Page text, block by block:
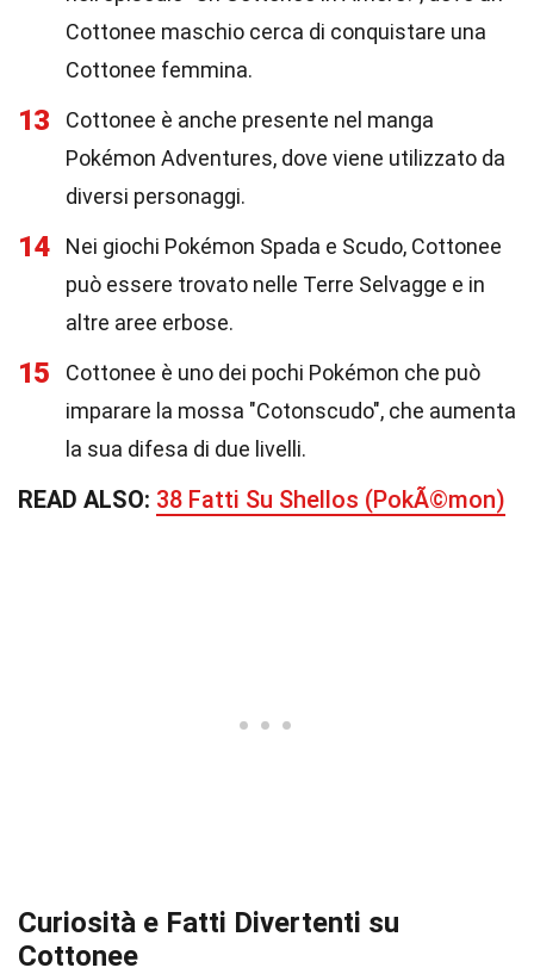
Cottonee maschio cerca di conquistare una
Cottonee femmina.
13
Cottonee è anche presente nel manga
Pokémon Adventures, dove viene utilizzato da
diversi personaggi.
14
Nei giochi Pokémon Spada e Scudo, Cottonee
può essere trovato nelle Terre Selvagge e in
altre aree erbose.
15
Cottonee è uno dei pochi Pokémon che può
imparare la mossa "Cotonscudo", che aumenta
la sua difesa di due livelli.
READ ALSO: 38 Fatti Su Shellos (PokÃ©mon)
Curiosità e Fatti Divertenti su
Cottonee